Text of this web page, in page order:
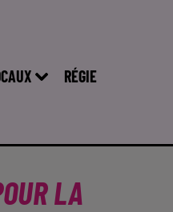
RÉGIE
LA